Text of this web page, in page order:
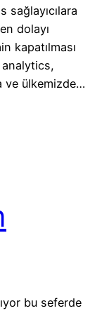
sağlayıcılara
dolayı
kapatılması
analytics,
ve ülkemizde…
bu seferde